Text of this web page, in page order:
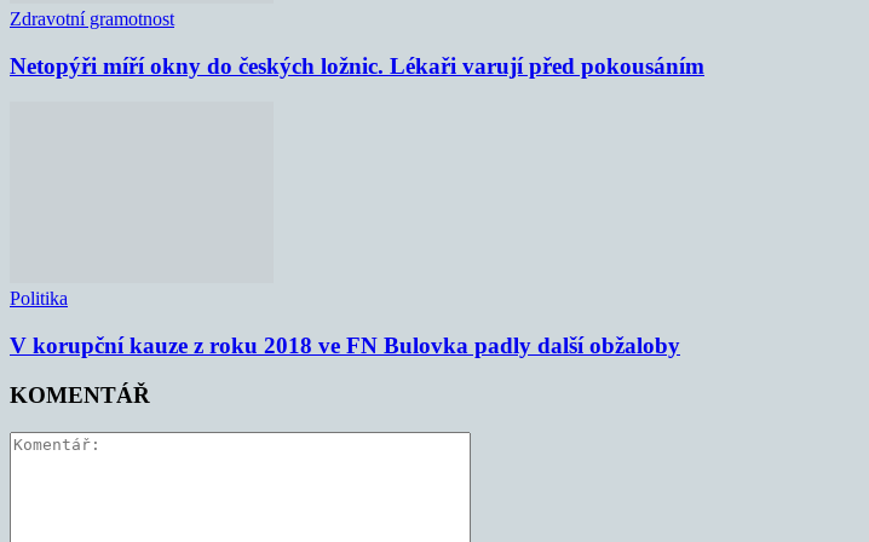
Zdravotní gramotnost
Netopýři míří okny do českých ložnic. Lékaři varují před pokousáním
Politika
V korupční kauze z roku 2018 ve FN Bulovka padly další obžaloby
KOMENTÁŘ